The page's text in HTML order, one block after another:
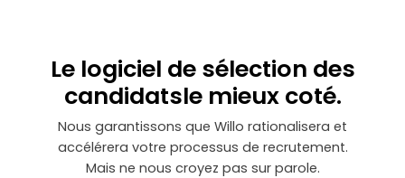
Le logiciel de sélection des
candidatsle mieux coté.
Nous garantissons que Willo rationalisera et
accélérera votre processus de recrutement.
Mais ne nous croyez pas sur parole.